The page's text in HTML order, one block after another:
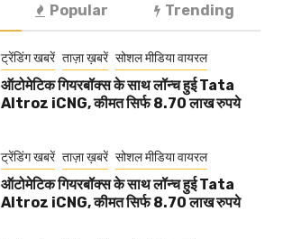
Popular Trending
ट्रेंडिंग खबरें ताज़ा ख़बरें सोशल मीडिया वायरल
ऑटोमेटिक गियरबॉक्स के साथ लॉन्च हुई Tata
Altroz iCNG, कीमत सिर्फ 8.70 लाख रुपये
ट्रेंडिंग खबरें ताज़ा ख़बरें सोशल मीडिया वायरल
ऑटोमेटिक गियरबॉक्स के साथ लॉन्च हुई Tata
Altroz iCNG, कीमत सिर्फ 8.70 लाख रुपये